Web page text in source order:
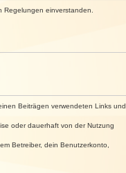
Regelungen einverstanden.
Beiträgen verwendeten Links und
oder dauerhaft von der Nutzung
Betreiber, dein Benutzerkonto,